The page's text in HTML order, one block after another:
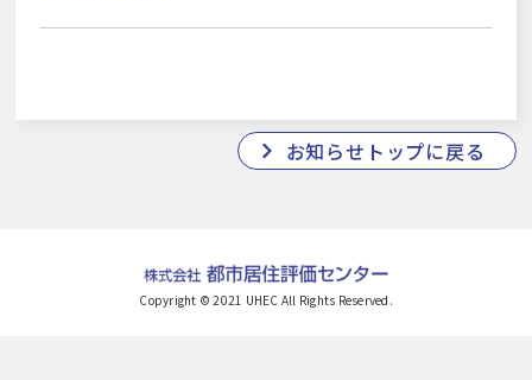
お知らせトップに戻る
Copyright © 2021 UHEC All Rights Reserved.